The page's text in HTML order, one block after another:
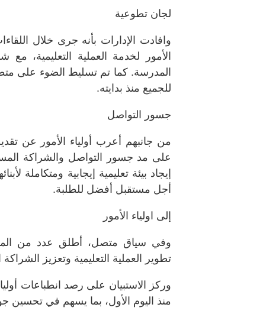
لجان تطوعية
وافادت الإدارات بأنه جرى خلال
الأمور لخدمة العملية التعليمية،
المدرسة. كما تم تسليط الضوء على
للجميع منذ بدايته.
جسور التواصل
من جانبهم أعرب أولياء الأمور عن
على مد جسور التواصل والشراكة
إيجاد بيئة تعليمية إيجابية ومتكاملة
أجل مستقبل أفضل للطلبة.
إلى اولياء الأمور
وفي سياق متصل، أطلق عدد من
تطوير العملية التعليمية وتعزيز الشراكة
وركز الاستبيان على رصد انطباعات
منذ اليوم الأول، بما يسهم في تحسين